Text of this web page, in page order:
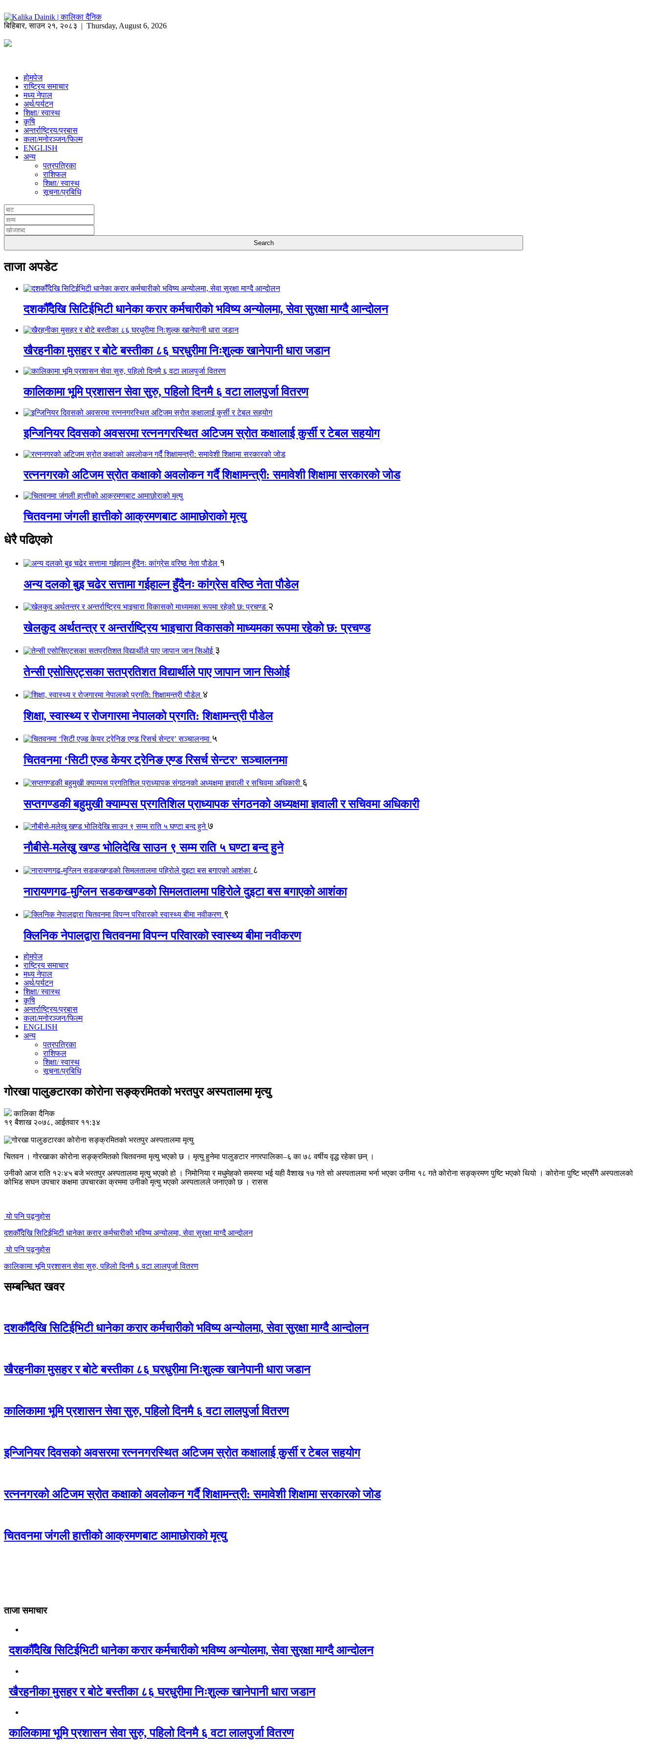
बिहिबार,साउन २१, २०८३ | Thursday, August 6, 2026
होमपेज
राष्ट्रिय समाचार
मध्य नेपाल
अर्थ/पर्यटन
शिक्षा/ स्वास्थ
कृषि
अन्तर्राष्ट्रिय/प्रबास
कला/मनोरञ्जन/फिल्म
ENGLISH
अन्य
पत्रपत्रिका
राशिफल
शिक्षा/ स्वास्थ
सूचना/प्रबिधि
ताजा अपडेट
दशकौँदेखि सिटिईभिटी धानेका करार कर्मचारीको भविष्य अन्योलमा, सेवा सुरक्षा माग्दै आन्दोलन
खैरहनीका मुसहर र बोटे बस्तीका ८६ घरधुरीमा निःशुल्क खानेपानी धारा जडान
कालिकामा भूमि प्रशासन सेवा सुरु, पहिलो दिनमै ६ वटा लालपुर्जा वितरण
इन्जिनियर दिवसको अवसरमा रत्ननगरस्थित अटिजम स्रोत कक्षालाई कुर्सी र टेबल सहयोग
रत्ननगरको अटिजम स्रोत कक्षाको अवलोकन गर्दै शिक्षामन्त्री: समावेशी शिक्षामा सरकारको जोड
चितवनमा जंगली हात्तीको आक्रमणबाट आमाछोराको मृत्यु
धेरै पढिएको
१
अन्य दलको बुइ चढेर सत्तामा गईहाल्न हुँदैनः कांग्रेस वरिष्ठ नेता पौडेल
२
खेलकुद अर्थतन्त्र र अन्तर्राष्ट्रिय भाइचारा विकासको माध्यमका रूपमा रहेको छ: प्रचण्ड
३
तेन्सी एसोसिएट्सका सतप्रतिशत विद्यार्थीले पाए जापान जान सिओई
४
शिक्षा, स्वास्थ्य र रोजगारमा नेपालको प्रगति: शिक्षामन्त्री पौडेल
५
चितवनमा ‘सिटी एज्ड केयर ट्रेनिङ एण्ड रिसर्च सेन्टर’ सञ्चालनमा
६
सप्तगण्डकी बहुमुखी क्याम्पस प्रगतिशिल प्राध्यापक संगठनको अध्यक्षमा ज्ञवाली र सचिवमा अधिकारी
७
नौबीसे-मलेखु खण्ड भोलिदेखि साउन ९ सम्म राति ५ घण्टा बन्द हुने
८
नारायणगढ-मुग्लिन सडकखण्डको सिमलतालमा पहिरोले दुइटा बस बगाएको आशंका
९
क्लिनिक नेपालद्वारा चितवनमा विपन्न परिवारको स्वास्थ्य बीमा नवीकरण
होमपेज
राष्ट्रिय समाचार
मध्य नेपाल
अर्थ/पर्यटन
शिक्षा/ स्वास्थ
कृषि
अन्तर्राष्ट्रिय/प्रबास
कला/मनोरञ्जन/फिल्म
ENGLISH
अन्य
पत्रपत्रिका
राशिफल
शिक्षा/ स्वास्थ
सूचना/प्रबिधि
गोरखा पालुङटारका कोरोना सङ्क्रमितको भरतपुर अस्पतालमा मृत्यु
कालिका दैनिक
१९ बैशाख २०७८, आईतवार ११:३४
चितवन । गोरखाका कोरोना सङ्क्रमितको चितवनमा मृत्यु भएको छ । मृत्यु हुनेमा पालुङटार नगरपालिका–६ का ७८ वर्षीय वृद्ध रहेका छन् ।
उनीको आज राति १२ः४५ बजे भरतपुर अस्पतालमा मृत्यु भएको हो । निमोनिया र मधुमेहको समस्या भई यही वैशाख १७ गते सो अस्पतालमा भर्ना भएका उनीमा १८ गते कोरोना सङ्क्रमण पुष्टि भएको थियो । कोरोना पुष्टि भएसँगै अस्पतालको
कोभिड सघन उपचार कक्षमा उपचारका क्रममा उनीको मृत्यु भएको अस्पतालले जनाएको छ । रासस
यो पनि पढ्नुहोस
दशकौँदेखि सिटिईभिटी धानेका करार कर्मचारीको भविष्य अन्योलमा, सेवा सुरक्षा माग्दै आन्दोलन
यो पनि पढ्नुहोस
कालिकामा भूमि प्रशासन सेवा सुरु, पहिलो दिनमै ६ वटा लालपुर्जा वितरण
सम्बन्धित खवर
दशकौँदेखि सिटिईभिटी धानेका करार कर्मचारीको भविष्य अन्योलमा, सेवा सुरक्षा माग्दै आन्दोलन
खैरहनीका मुसहर र बोटे बस्तीका ८६ घरधुरीमा निःशुल्क खानेपानी धारा जडान
कालिकामा भूमि प्रशासन सेवा सुरु, पहिलो दिनमै ६ वटा लालपुर्जा वितरण
इन्जिनियर दिवसको अवसरमा रत्ननगरस्थित अटिजम स्रोत कक्षालाई कुर्सी र टेबल सहयोग
रत्ननगरको अटिजम स्रोत कक्षाको अवलोकन गर्दै शिक्षामन्त्री: समावेशी शिक्षामा सरकारको जोड
चितवनमा जंगली हात्तीको आक्रमणबाट आमाछोराको मृत्यु
ताजा समाचार
दशकौँदेखि सिटिईभिटी धानेका करार कर्मचारीको भविष्य अन्योलमा, सेवा सुरक्षा माग्दै आन्दोलन
खैरहनीका मुसहर र बोटे बस्तीका ८६ घरधुरीमा निःशुल्क खानेपानी धारा जडान
कालिकामा भूमि प्रशासन सेवा सुरु, पहिलो दिनमै ६ वटा लालपुर्जा वितरण